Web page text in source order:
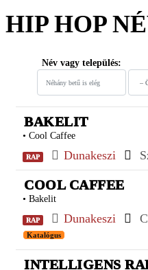
HIP HOP
Név vagy település:
BAKELIT
• Cool Caffee
RAP Dunakeszi
COOL CAFFEE
• Bakelit
RAP Dunakeszi
Katalógus
INTELLIGENS